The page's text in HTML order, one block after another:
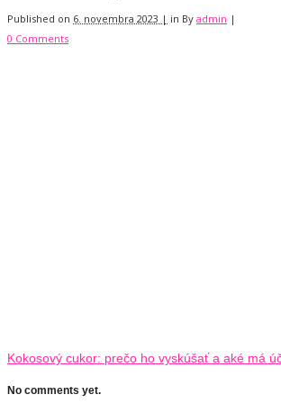
Published on 6. novembra 2023 | in By admin |
0 Comments
Kokosový cukor: prečo ho vyskúšať a aké má
No comments yet.